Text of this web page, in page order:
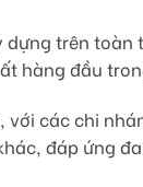
trên toàn
hàng đầu
với các chi
đáp ứng